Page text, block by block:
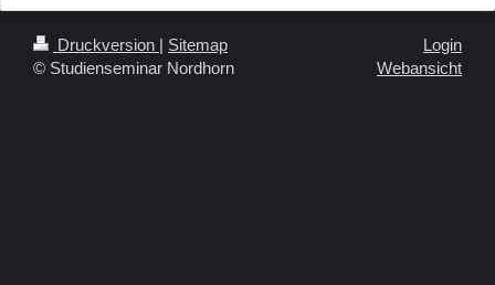
Druckversion | Sitemap
© Studienseminar Nordhorn
Login
Webansicht